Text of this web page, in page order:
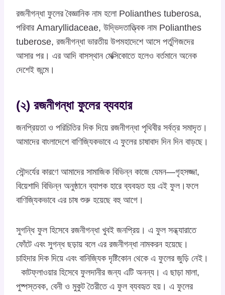
রজনীগন্ধা ফুলের বৈজ্ঞানিক নাম হলো Polianthes tuberosa,
পরিবার Amaryllidaceae, উদ্ভিদতাত্ত্বিক নাম Polianthes
tuberose, রজনীগন্ধা ভারতীয় উপমহাদেশে আসে পর্তুগিজদের
আসার পর। এর আদি বাসস্থান মেক্সিকোতে হলেও বর্তমানে অনেক
দেশেই জন্মে।
(২) রজনীগন্ধা ফুলের ব্যবহার
জনপ্রিয়তা ও পরিচিতির দিক দিয়ে রজনীগন্ধা পৃথিবীর সর্বত্র সমাদৃত।
আমাদের বাংলাদেশে বাণিজ্যিকভাবে এ ফুলের চাষাবাদ দিন দিন বাড়ছে।
সৌন্দর্যের কারণে আমাদের সামাজিক বিভিন্ন কাজে যেমন—গৃহসজ্জা,
বিয়েশাদি বিভিন্ন অনুষ্ঠানে ব্যাপক হারে ব্যবহৃত হয় এই ফুল।ফলে
বাণিজ্যিকভাবে এর চাষ শুরু হয়েছে বহু আগে।
সুগন্ধি ফুল হিসেবে রজনীগন্ধা খুবই জনপ্রিয়। এ ফুল সন্ধ্যারাতে
ফোঁটে এবং সুগন্ধ ছড়ায় বলে এর রজনীগন্ধা নামকরন হয়েছে।
চাহিদার দিক দিয়ে এবং বানিজ্যিক দৃষ্টিকোন থেকে এ ফুলের জুড়ি নেই।
কাটফ্লাওয়ার হিসেবে ফুলদানীর জন্য এটি অনন্য। এ ছাড়া মালা,
পুষ্পস্তবক, বেনী ও মুকুট তৈরীতে এ ফুল ব্যবহৃত হয়। এ ফুলের